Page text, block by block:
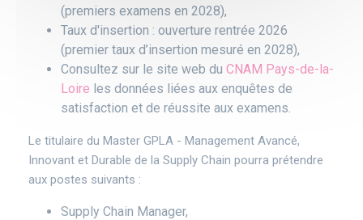
(premiers examens en 2028),
Taux d'insertion : ouverture rentrée 2026
(premier taux d’insertion mesuré en 2028),
Consultez sur le site web du CNAM Pays-de-la-
Loire les données liées aux enquêtes de
satisfaction et de réussite aux examens.
Le titulaire du Master GPLA - Management Avancé,
Innovant et Durable de la Supply Chain pourra prétendre
aux postes suivants :
Supply Chain Manager,